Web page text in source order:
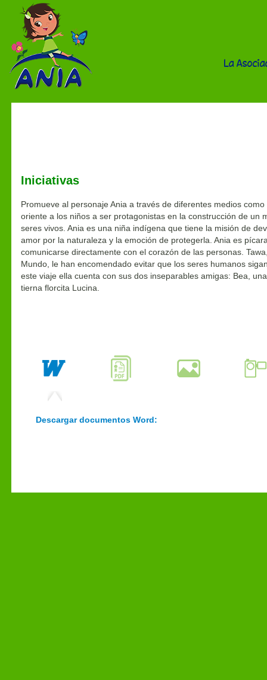
La
Iniciativas
Promueve al personaje Ania a través de diferentes medios
oriente a los niños a ser protagonistas en la construcción de un
seres vivos. Ania es una niña indígena que tiene la misión de
amor por la naturaleza y la emoción de protegerla. Ania es
comunicarse directamente con el corazón de las personas.
Mundo, le han encomendado evitar que los seres humanos
este viaje ella cuenta con sus dos inseparables amigas: Bea,
tierna florcita Lucina.
Descargar documentos Word: